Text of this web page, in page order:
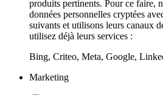
produits pertinents. Pour ce faire,
données personnelles cryptées
suivants et utilisons leurs canaux
utilisez déjà leurs services :
Bing, Criteo, Meta, Google,
Marketing